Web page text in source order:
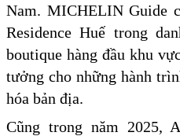
Nam. MICHELIN Guide
Residence Huế trong
boutique hàng đầu khu
tưởng cho những hành
hóa bản địa.
Cũng trong năm 2025,